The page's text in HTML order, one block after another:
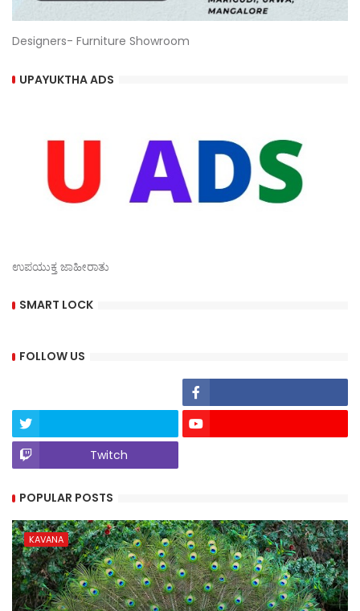
Designers- Furniture Showroom
UPAYUKTHA ADS
ಉಪಯುಕ್ತ ಜಾಹೀರಾತು
SMART LOCK
FOLLOW US
Twitch
POPULAR POSTS
KAVANA